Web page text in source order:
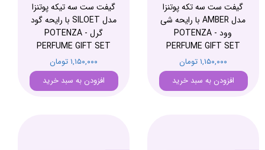
گیفت ست سه تکه پوتنزا
مدل AMBER با رایحه شی
وود - POTENZA
PERFUME GIFT SET
۱,۱۵۰,۰۰۰ تومان
افزودن به سبد خرید
گیفت ست سه تیکه پوتنزا
مدل SILOET با رایحه گود
گرل - POTENZA
PERFUME GIFT SET
۱,۱۵۰,۰۰۰ تومان
افزودن به سبد خرید